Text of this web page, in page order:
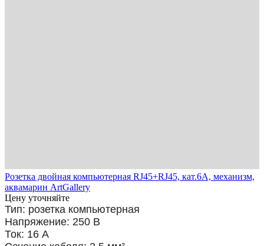
Розетка двойная компьютерная RJ45+RJ45, кат.6А, механизм,
аквамарин ArtGallery
Цену уточняйте
Тип: розетка компьютерная
Напряжение: 250 В
Ток: 16 А